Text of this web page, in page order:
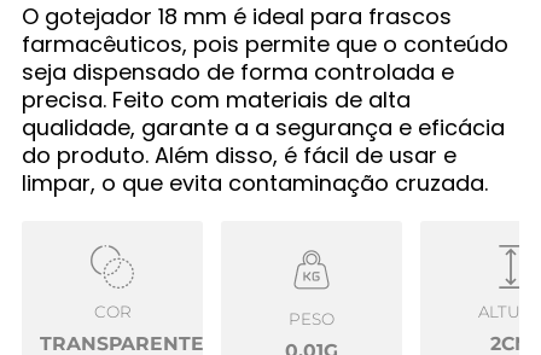
O gotejador 18 mm é ideal para frascos
farmacêuticos, pois permite que o conteúdo
seja dispensado de forma controlada e
precisa. Feito com materiais de alta
qualidade, garante a a segurança e eficácia
do produto. Além disso, é fácil de usar e
limpar, o que evita contaminação cruzada.
COR
TRANSPARENTE
PESO
2CM